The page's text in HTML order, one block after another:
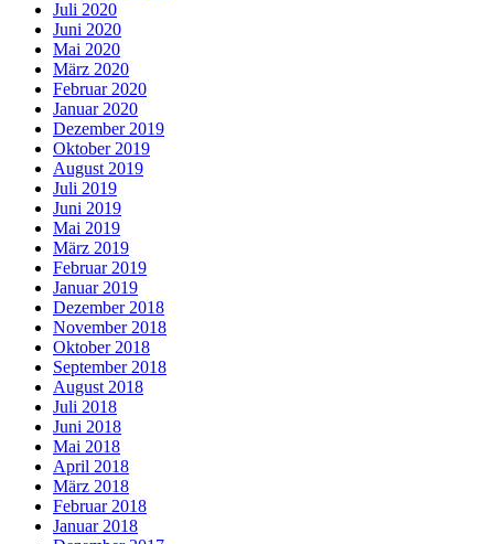
Juli 2020
Juni 2020
Mai 2020
März 2020
Februar 2020
Januar 2020
Dezember 2019
Oktober 2019
August 2019
Juli 2019
Juni 2019
Mai 2019
März 2019
Februar 2019
Januar 2019
Dezember 2018
November 2018
Oktober 2018
September 2018
August 2018
Juli 2018
Juni 2018
Mai 2018
April 2018
März 2018
Februar 2018
Januar 2018